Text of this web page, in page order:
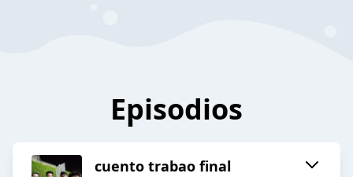
Episodios
cuento trabao final